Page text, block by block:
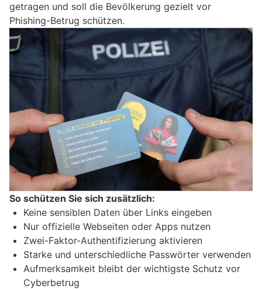
getragen und soll die Bevölkerung gezielt vor
Phishing-Betrug schützen.
So schützen Sie sich zusätzlich:
Keine sensiblen Daten über Links eingeben
Nur offizielle Webseiten oder Apps nutzen
Zwei-Faktor-Authentifizierung aktivieren
Starke und unterschiedliche Passwörter verwenden
Aufmerksamkeit bleibt der wichtigste Schutz vor
Cyberbetrug